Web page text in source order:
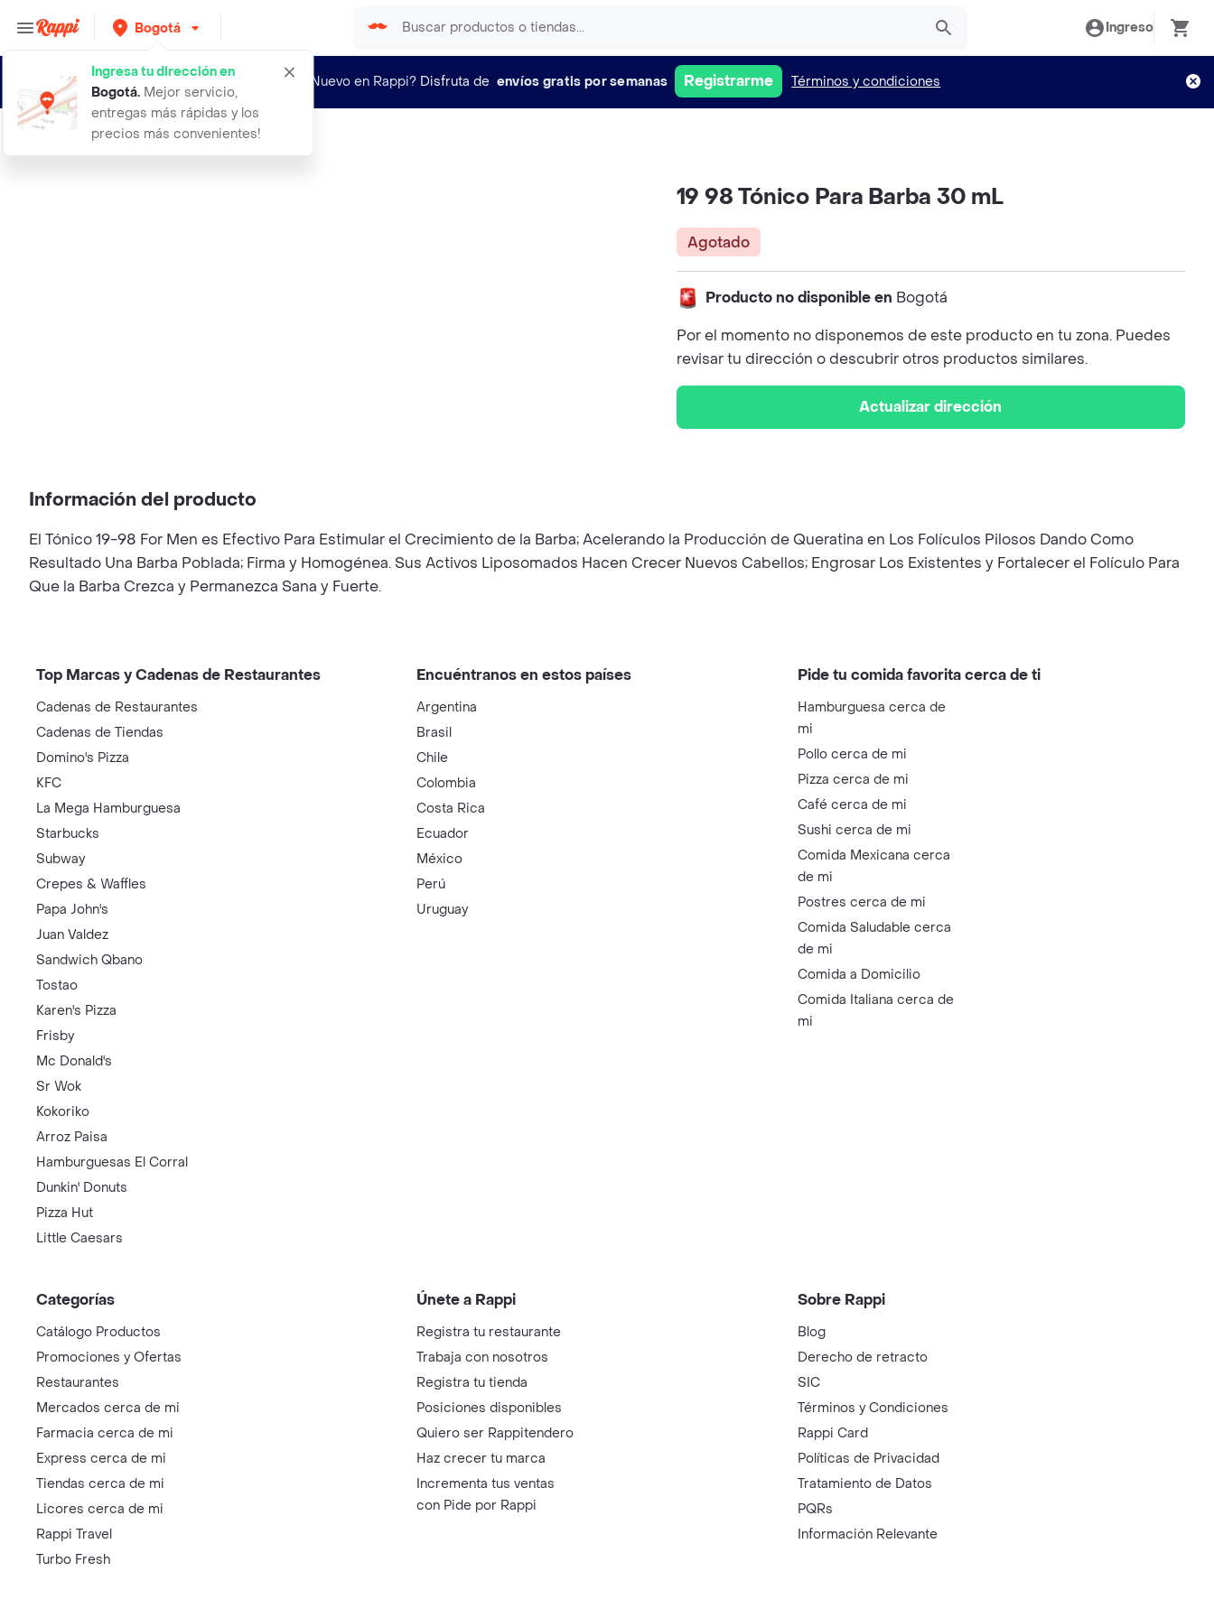
Bogotá
Ingresa tu dirección en
Bogotá. Mejor servicio,
entregas más rápidas y los
precios más convenientes!
Ingreso
¿Nuevo en Rappi? Disfruta de envíos gratis por semanas Registrarme Términos y condiciones
19 98 tonico para barba 30 ml
19 98 Tónico Para Barba 30 mL
Agotado
Producto no disponible en Bogotá
Por el momento no disponemos de este producto en tu zona. Puedes
revisar tu dirección o descubrir otros productos similares.
Actualizar dirección
Información del producto
El Tónico 19-98 For Men es Efectivo Para Estimular el Crecimiento de la Barba; Acelerando la Producción de Queratina en Los Folículos Pilosos Dando Como
Resultado Una Barba Poblada; Firma y Homogénea. Sus Activos Liposomados Hacen Crecer Nuevos Cabellos; Engrosar Los Existentes y Fortalecer el Folículo Para
Que la Barba Crezca y Permanezca Sana y Fuerte.
Top Marcas y Cadenas de Restaurantes
Cadenas de Restaurantes
Cadenas de Tiendas
Domino's Pizza
KFC
La Mega Hamburguesa
Starbucks
Subway
Crepes & Waffles
Papa John's
Juan Valdez
Sandwich Qbano
Tostao
Karen's Pizza
Frisby
Mc Donald's
Sr Wok
Kokoriko
Arroz Paisa
Hamburguesas El Corral
Dunkin' Donuts
Pizza Hut
Little Caesars
Encuéntranos en estos países
Argentina
Brasil
Chile
Colombia
Costa Rica
Ecuador
México
Perú
Uruguay
Pide tu comida favorita cerca de ti
Hamburguesa cerca de
mi
Pollo cerca de mi
Pizza cerca de mi
Café cerca de mi
Sushi cerca de mi
Comida Mexicana cerca
de mi
Postres cerca de mi
Comida Saludable cerca
de mi
Comida a Domicilio
Comida Italiana cerca de
mi
Categorías
Catálogo Productos
Promociones y Ofertas
Restaurantes
Mercados cerca de mi
Farmacia cerca de mi
Express cerca de mi
Tiendas cerca de mi
Licores cerca de mi
Rappi Travel
Turbo Fresh
Únete a Rappi
Registra tu restaurante
Trabaja con nosotros
Registra tu tienda
Posiciones disponibles
Quiero ser Rappitendero
Haz crecer tu marca
Incrementa tus ventas
con Pide por Rappi
Sobre Rappi
Blog
Derecho de retracto
SIC
Términos y Condiciones
Rappi Card
Políticas de Privacidad
Tratamiento de Datos
PQRs
Información Relevante